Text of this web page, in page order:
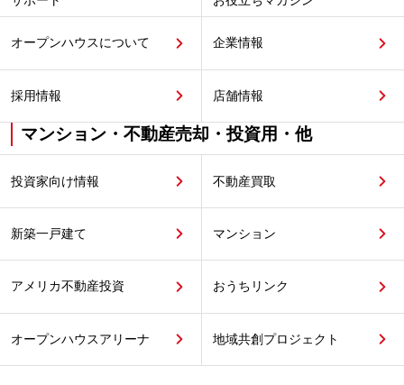
オープンハウスについて 企業情報
採用情報 店舗情報
マンション・不動産売却・投資用・他
投資家向け情報 不動産買取
新築一戸建て マンション
アメリカ不動産投資 おうちリンク
オープンハウスアリーナ 地域共創プロジェクト